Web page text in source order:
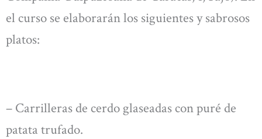
el curso se elaborarán los siguientes y sabrosos
platos:
– Carrilleras de cerdo glaseadas con puré de
patata trufado.